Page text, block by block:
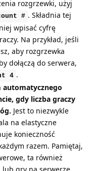
rozgrzewki, użyj
# . Składnia tej
wpisać cyfrę
Na przykład, jeśli
aby rozgrzewka
dołączą do serwera,
4 .
automatycznego
gdy liczba graczy
Jest to niezwykle
na elastyczne
konieczność
razem. Pamiętaj,
ta również